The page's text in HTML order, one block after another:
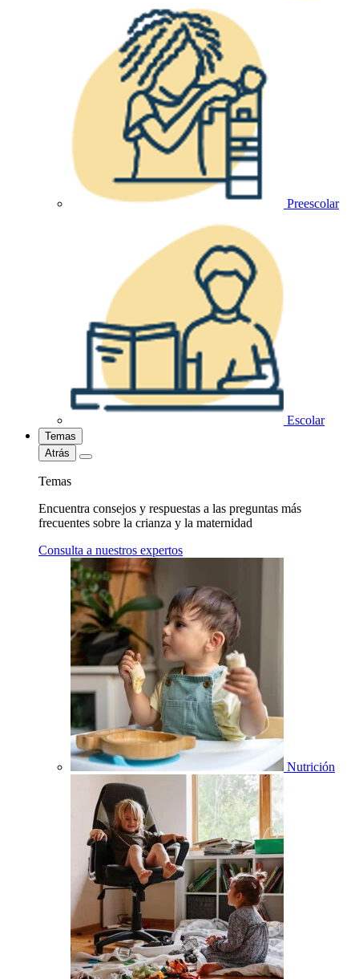
Preescolar
Escolar
Temas
Atrás
Temas
Encuentra consejos y respuestas a las preguntas más
frecuentes sobre la crianza y la maternidad
Consulta a nuestros expertos
Nutrición